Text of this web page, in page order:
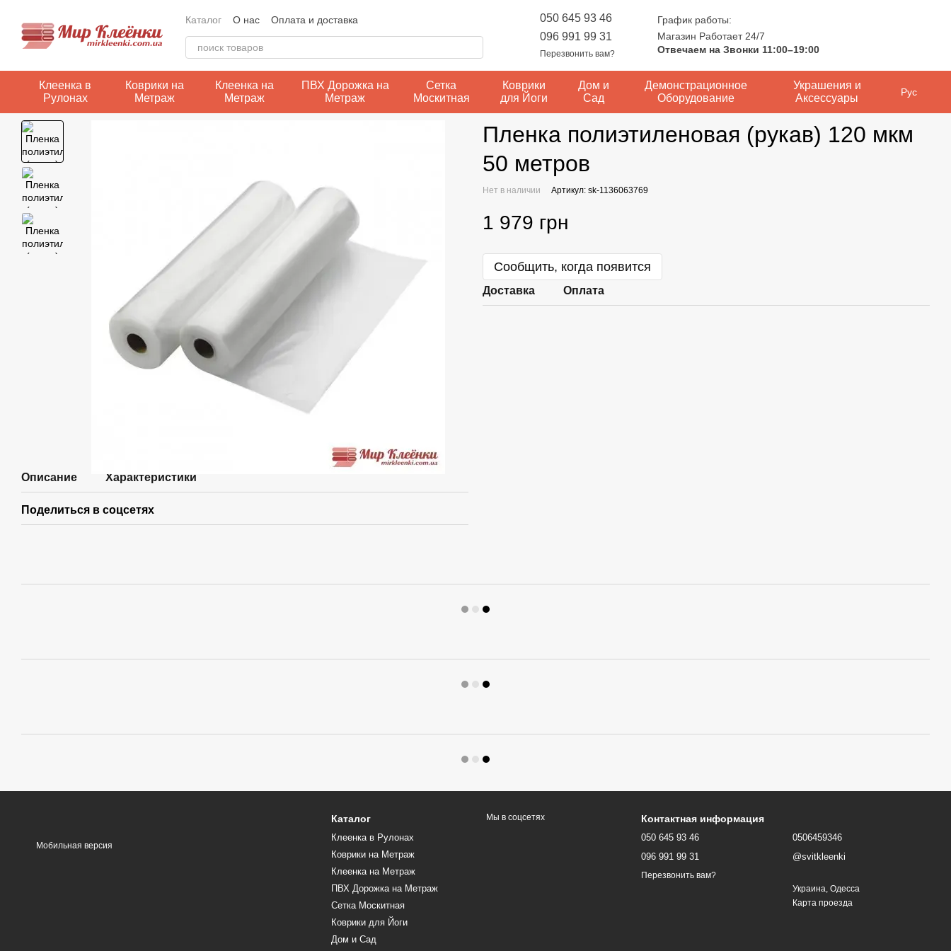
Каталог О нас
Оплата и доставка
Контактная информация
Статьи
050 645 93 46
096 991 99 31
Перезвонить вам?
График работы:
Магазин Работает 24/7
Отвечаем на Звонки 11:00–19:00
Клеенка в
Рулонах
Коврики на
Метраж
Клеенка на
Метраж
ПВХ Дорожка на
Метраж
Сетка
Москитная
Коврики
для Йоги
Дом и
Сад
Демонстрационное
Оборудование
Украшения и
Аксессуары
Рус
Описание Характеристики
Поделиться в соцсетях
Пленка полиэтиленовая (рукав) 120 мкм
50 метров
Нет в наличии Артикул: sk-1136063769
1 979 грн
Сообщить, когда появится
Доставка Оплата
Мобильная версия
Каталог
Клеенка в Рулонах
Коврики на Метраж
Клеенка на Метраж
ПВХ Дорожка на Метраж
Сетка Москитная
Коврики для Йоги
Дом и Сад
Мы в соцсетях Контактная информация
050 645 93 46
096 991 99 31
Перезвонить вам?
0506459346
@svitkleenki
Украина, Одесса
Карта проезда